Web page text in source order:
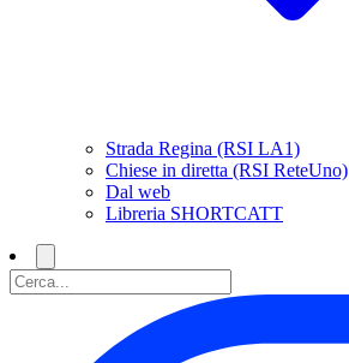
Strada Regina (RSI LA1)
Chiese in diretta (RSI ReteUno)
Dal web
Libreria SHORTCATT